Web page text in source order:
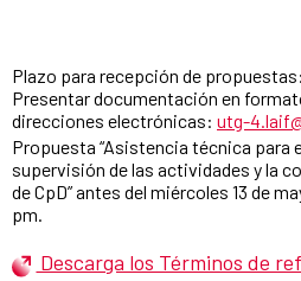
Plazo para recepción de propuestas:
Presentar documentación en
direcciones electrónicas: utg-
Propuesta “Asistencia técnica para
supervisión de las actividades y la
de CpD” antes del miércoles 13 de
pm.
Descarga los Términos de